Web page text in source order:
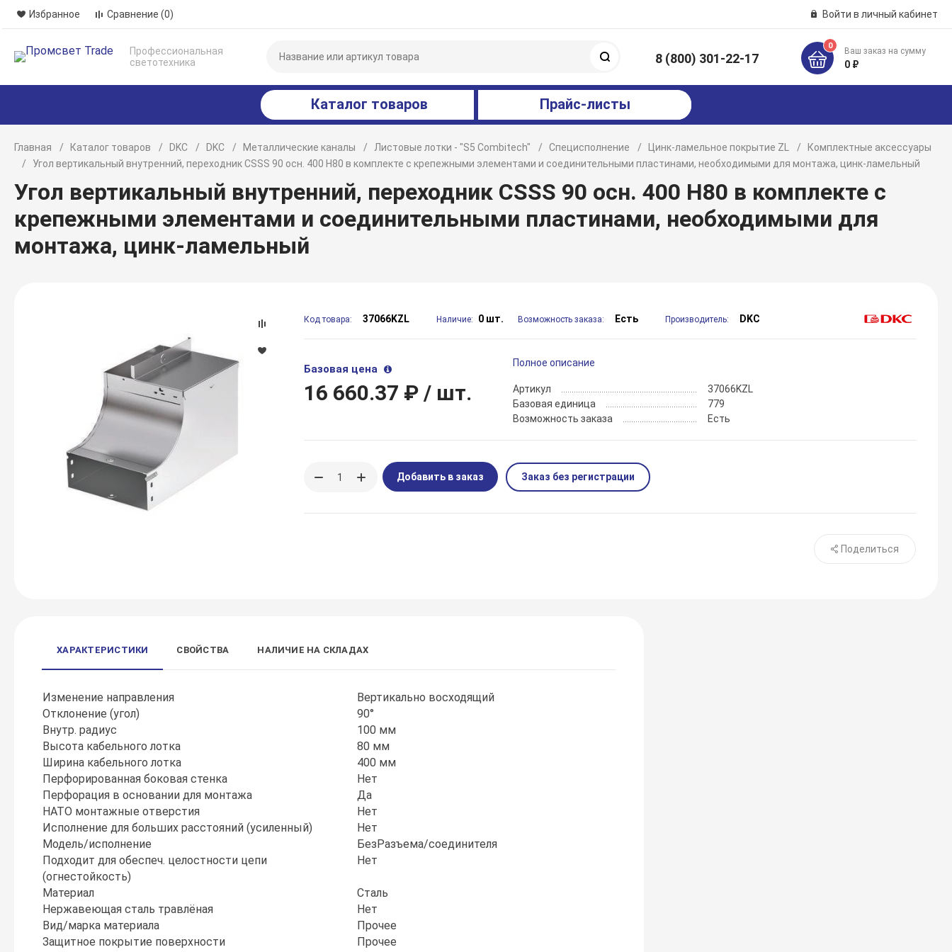
Избранное Сравнение (0) Войти в личный кабинет
Профессиональная
светотехника
8 (800) 301-22-17
0
Ваш заказ на сумму
0 ₽
Каталог товаров Прайс-листы
Главная Каталог товаров DKC DKC Металлические каналы Листовые лотки - "S5 Combitech" Специсполнение Цинк-ламельное покрытие ZL
Комплектные аксессуары
Угол вертикальный внутренний, переходник CSSS 90 осн. 400 H80 в комплекте с крепежными элементами и соединительными пластинами, необходимыми для монтажа, цинк-ламельный
Угол вертикальный внутренний, переходник CSSS 90 осн. 400 H80 в комплекте с
крепежными элементами и соединительными пластинами, необходимыми для
монтажа, цинк-ламельный
Код товара: 37066KZL Наличие: 0 шт. Возможность заказа: Есть Производитель: DKC
Базовая цена
16 660.37 ₽ / шт.
Полное описание
Артикул
37066KZL
Базовая единица
779
Возможность заказа
Есть
Добавить в заказ Заказ без регистрации
Поделиться
ХАРАКТЕРИСТИКИ СВОЙСТВА НАЛИЧИЕ НА СКЛАДАХ
Изменение направления
Вертикально восходящий
Отклонение (угол)
90°
Внутр. радиус
100 мм
Высота кабельного лотка
80 мм
Ширина кабельного лотка
400 мм
Перфорированная боковая стенка
Нет
Перфорация в основании для монтажа
Да
НАТО монтажные отверстия
Нет
Исполнение для больших расстояний (усиленный)
Нет
Модель/исполнение
БезРазъема/соединителя
Подходит для обеспеч. целостности цепи
(огнестойкость)
Нет
Материал
Сталь
Нержавеющая сталь травлёная
Нет
Вид/марка материала
Прочее
Защитное покрытие поверхности
Прочее